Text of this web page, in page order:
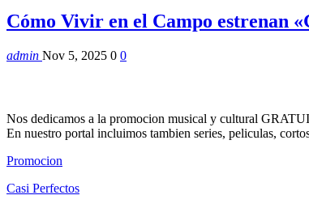
Cómo Vivir en el Campo estrenan
admin Nov 5, 2025 0 0
Nos dedicamos a la promocion musical y cultural
En nuestro portal incluimos tambien series, peliculas,
Promocion
Casi Perfectos